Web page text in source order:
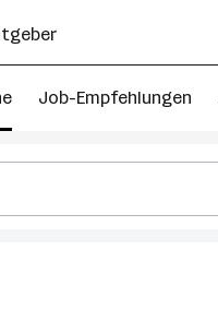
Job-Empfehlungen